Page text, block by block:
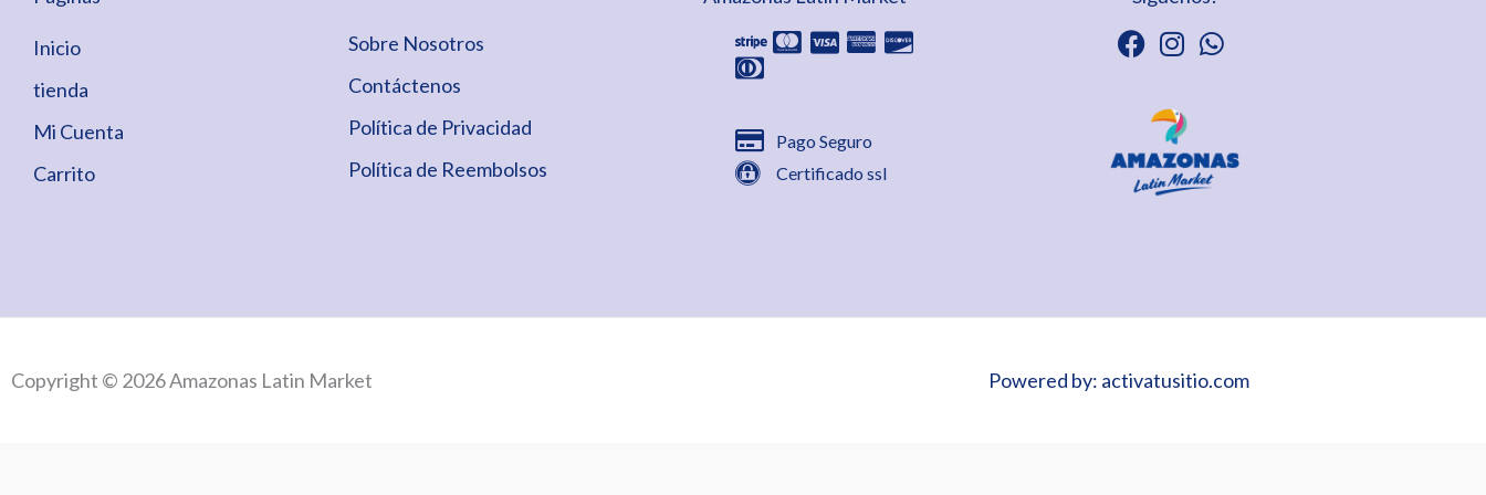
Inicio
tienda
Mi Cuenta
Carrito
Sobre Nosotros
Contáctenos
Política de Privacidad
Política de Reembolsos
Pago Seguro
Certificado ssl
Copyright © 2026 Amazonas Latin Market Powered by: activatusitio.com